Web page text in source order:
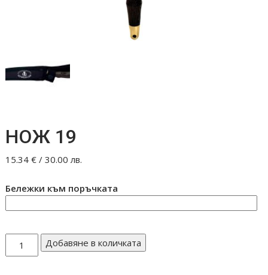
НОЖ 19
15.34€ / 30.00 лв.
Бележки към поръчката
количество
за
Добавяне в количката